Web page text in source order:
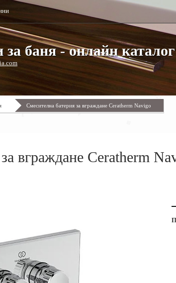
баня - онлайн каталог
Смесителна батерия за вграждане Ceratherm Navigo
вграждане Ceratherm